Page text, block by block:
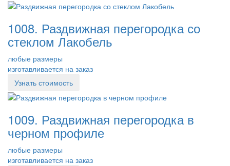
1008. Раздвижная перегородка со
стеклом Лакобель
любые размеры
изготавливается на заказ
Узнать стоимость
1009. Раздвижная перегородка в
черном профиле
любые размеры
изготавливается на заказ